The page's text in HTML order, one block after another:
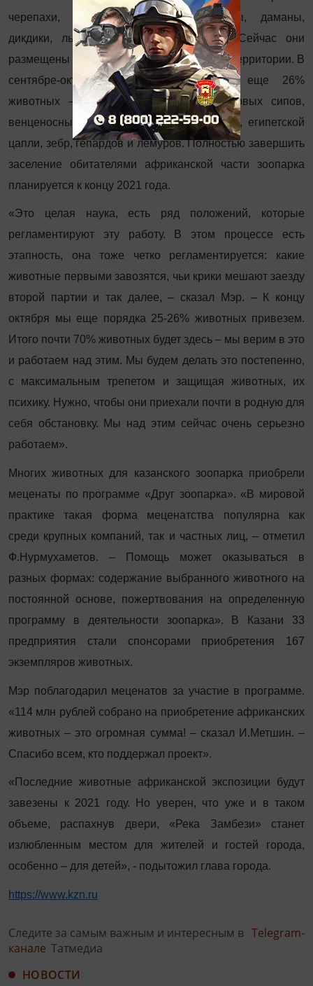
черепахи, мартышки Бразза, сурикаты, даманы,
дикдики, львы, голубые гну и другие. Сейчас они
размещены в вольерах на существующей территории. В
сентябре-октябре ожидается прибытие еще 26%
животных – марабу, фламинго, белоголовых сипов,
венценосных журавлей, кафрского ворона, египетской
цапли, зебр, гепардов и лемуров. Полностью завершить
заселение обитателями африканской части зоопарка
планируется к концу 2021 года.
«Это целая наука, есть ряд положений, которые
регламентируют эту работу. В этом процессе есть
этапность, она тоже четко регламентируется: какие
животные первыми завозятся, чьи крики мешают заезду
второй партии и так далее, – сказал Мэр. – К концу
октября мы еще порядка 25-26% животных привезем.
Итого почти 70% животных будет здесь – мы верим в это
и работаем над этим. Мы будем делать это постепенно,
с максимальным трепетом и защищая животных, их
психику. Нужно, чтобы они приехали почти в родную для
себя обстановку. Мы над этим сейчас очень серьезно
работаем».
Многих животных для казанского зоопарка приобрели
меценаты по программе «Друг зоопарка». «В мировой
практике такая форма меценатства популярна как
среди крупных компаний, так и частных лиц, – отметил
Ф.Нурмухаметов. – Помощь может оказываться в
разных формах: содержание выбранного животного на
постоянной основе, пожертвования на определенную
программу в деятельности зоопарка». В Казани 33
предприятия стали спонсорами приобретения 167
экземпляров животных.
Мэр поблагодарил меценатов за участие в программе.
«114 млн рублей собрано на приобретение африканских
животных – это огромная сумма! – сказал И.Метшин. –
Спасибо всем, кто поддержал проект».
«Последние животные африканской экспозиции будут
завезены к 2021 году. Но уверен, что уже и в таком
объеме, распахнув двери, «Река Замбези» станет
излюбленным местом для жителей и гостей города,
особенно – для детей», - подытожил глава города.
https://www.kzn.ru
Следите за самым важным и интересным в Telegram-
канале Татмедиа
НОВОСТИ